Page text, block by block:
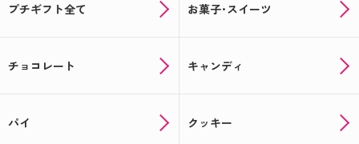
プチギフト全て お菓子･スイーツ
チョコレート キャンディ
パイ クッキー